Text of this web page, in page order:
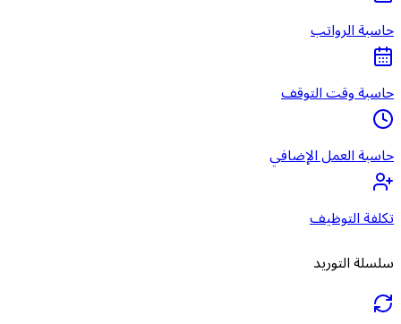
حاسبة الرواتب
حاسبة وقت التوقف
حاسبة العمل الإضافي
تكلفة التوظيف
سلسلة التوريد